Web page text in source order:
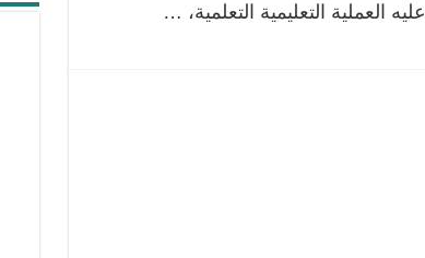
عليه العملية التعليمية التعلمية، …